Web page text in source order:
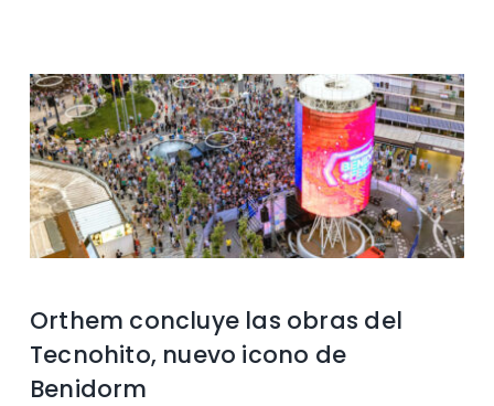
Orthem concluye las obras del
Tecnohito, nuevo icono de
Benidorm